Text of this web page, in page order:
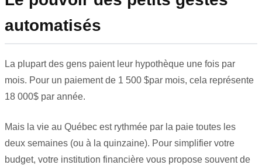
automatisés
La plupart des gens paient leur hypothèque une fois par
mois. Pour un paiement de 1 500 $par mois, cela représente
18 000$ par année.
Mais la vie au Québec est rythmée par la paie toutes les
deux semaines (ou à la quinzaine). Pour simplifier votre
budget, votre institution financière vous propose souvent de